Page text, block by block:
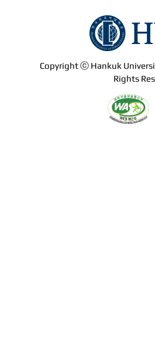
Copyright ⓒ Hankuk
Rights